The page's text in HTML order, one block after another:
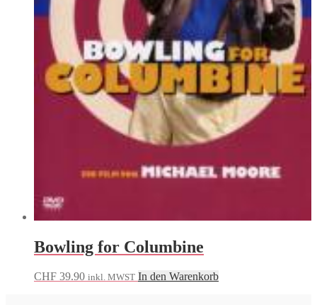
Bowling for Columbine
CHF 39.90 inkl. MWST In den Warenkorb